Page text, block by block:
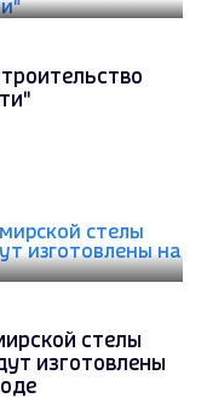
стелы
изготовлены